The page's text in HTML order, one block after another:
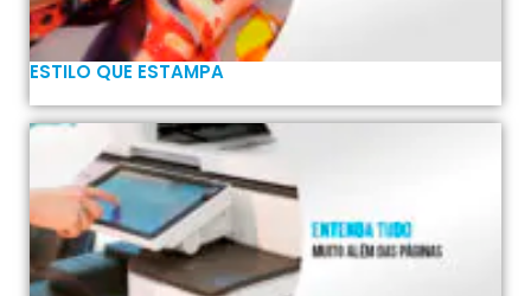
ESTILO QUE ESTAMPA